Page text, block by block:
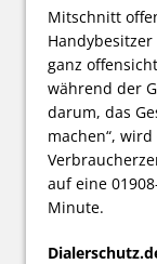
Mitschnitt
ganz
während der
darum, das
machen“,
auf eine
Minute.